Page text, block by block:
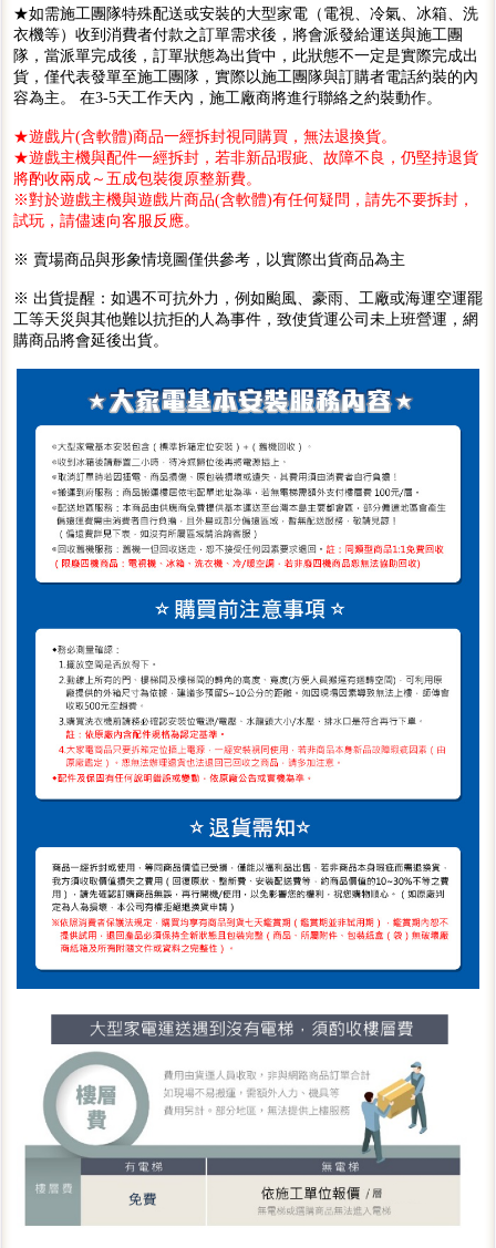
★如需施工團隊特殊配送或安裝的大型家電（電視、冷氣、冰箱、洗
衣機等）收到消費者付款之訂單需求後，將會派發給運送與施工團
隊，當派單完成後，訂單狀態為出貨中，此狀態不一定是實際完成出
貨，僅代表發單至施工團隊，實際以施工團隊與訂購者電話約裝的內
容為主。 在3-5天工作天內，施工廠商將進行聯絡之約裝動作。
★遊戲片(含軟體)商品一經拆封視同購買，無法退換貨。
★遊戲主機與配件一經拆封，若非新品瑕疵、故障不良，仍堅持退貨
將酌收兩成～五成包裝復原整新費。
※對於遊戲主機與遊戲片商品(含軟體)有任何疑問，請先不要拆封，
試玩，請儘速向客服反應。
※ 賣場商品與形象情境圖僅供參考，以實際出貨商品為主
※ 出貨提醒：如遇不可抗外力，例如颱風、豪雨、工廠或海運空運罷
工等天災與其他難以抗拒的人為事件，致使貨運公司未上班營運，網
購商品將會延後出貨。